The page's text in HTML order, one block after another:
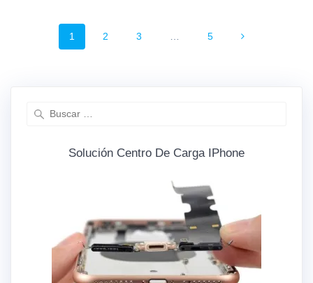
Navegación
Página
1 Página
2 Página
3 Página
5
Solución Centro De Carga IPhone